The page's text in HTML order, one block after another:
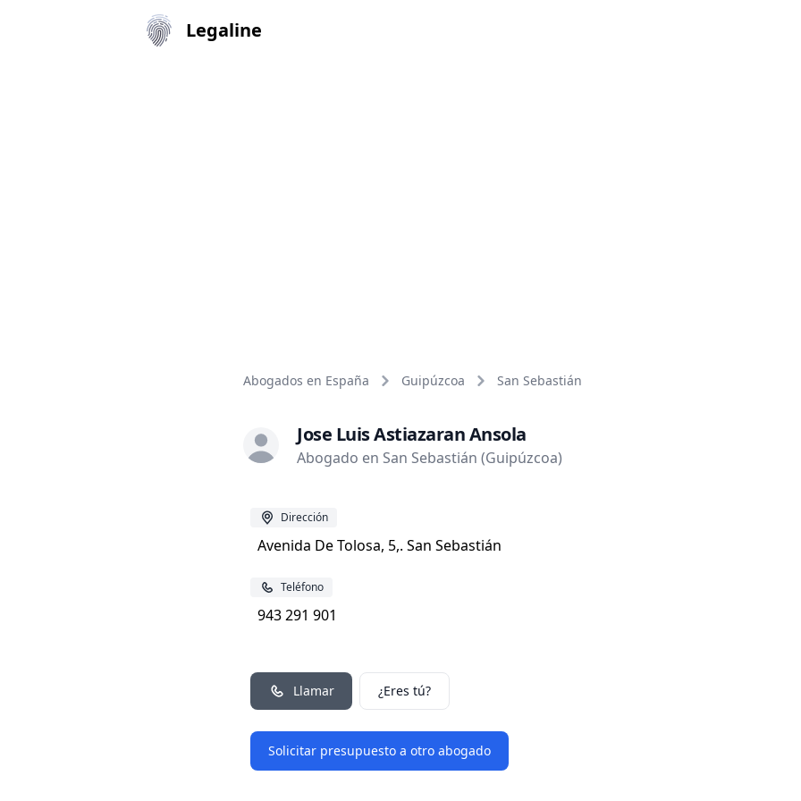
Legaline
Abogados en España Guipúzcoa San Sebastián
Jose Luis Astiazaran Ansola
Abogado en San Sebastián (Guipúzcoa)
Dirección
Avenida De Tolosa, 5,. San Sebastián
Teléfono
943 291 901
Llamar ¿Eres tú?
Solicitar presupuesto a otro abogado